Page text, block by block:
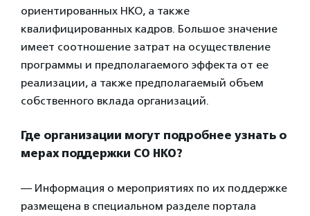
ориентированных НКО, а также
квалифицированных кадров. Большое значение
имеет соотношение затрат на осуществление
программы и предполагаемого эффекта от ее
реализации, а также предполагаемый объем
собственного вклада организаций.
Где организации могут подробнее узнать о
мерах поддержки СО НКО?
— Информация о мероприятиях по их поддержке
размещена в специальном разделе портала